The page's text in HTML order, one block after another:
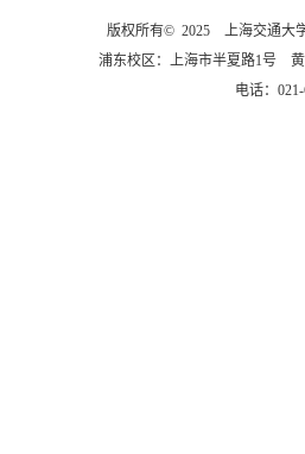
版权所有© 2025 上海交通大
浦东校区：上海市半夏路1号
电话：